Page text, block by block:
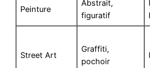
Peinture
Abstrait,
figuratif
Street Art
Graffiti,
pochoir